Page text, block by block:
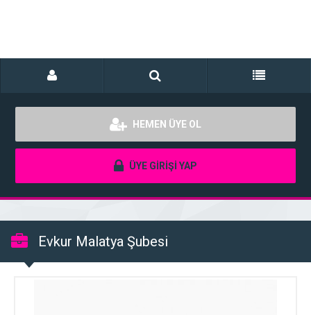
HEMEN ÜYE OL
ÜYE GİRİŞİ YAP
Evkur Malatya Şubesi